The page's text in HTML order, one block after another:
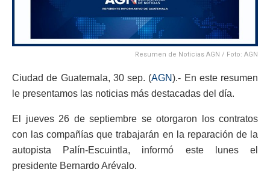
Resumen de Noticias AGN / Foto: AGN
Ciudad de Guatemala, 30 sep. (AGN ).- En este resumen
le presentamos las noticias más destacadas del día.
El jueves 26 de septiembre se otorgaron los contratos
con las compañías que trabajarán en la reparación de la
autopista Palín-Escuintla, informó este lunes el
presidente Bernardo Arévalo.